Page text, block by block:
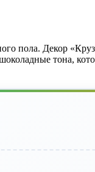
пола. Декор
тона,